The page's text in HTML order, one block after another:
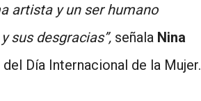
artista y un ser humano
sus desgracias”, señala Nina
Día Internacional de la Mujer.